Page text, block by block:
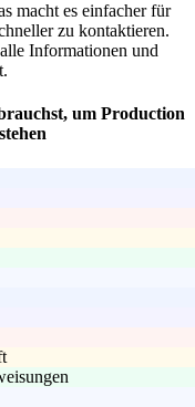
macht es einfacher für
zu kontaktieren.
Informationen und
um Production